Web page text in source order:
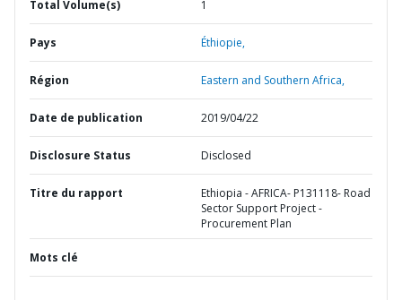
Total Volume(s) 1
Pays Éthiopie,
Région Eastern and Southern Africa,
Date de publication 2019/04/22
Disclosure Status Disclosed
Titre du rapport
Ethiopia - AFRICA- P131118- Road
Sector Support Project -
Procurement Plan
Mots clé